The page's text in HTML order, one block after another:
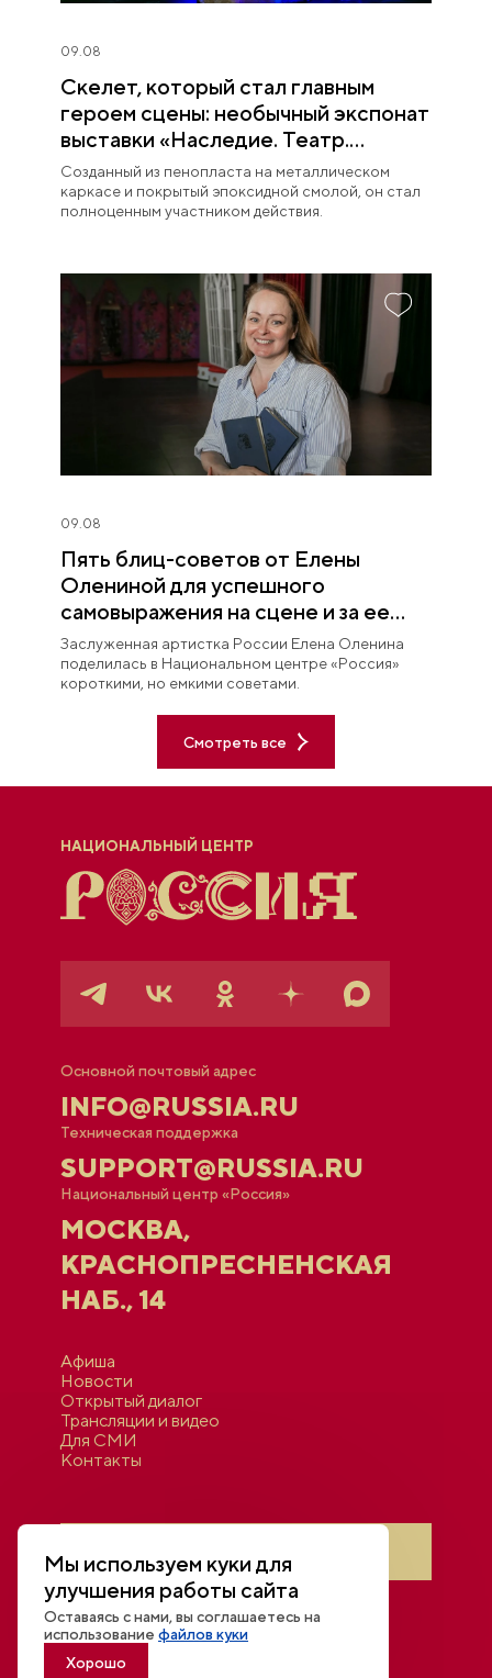
09.08
Скелет, который стал главным
героем сцены: необычный экспонат
выставки «Наследие. Театр.
Великие»
Созданный из пенопласта на металлическом
каркасе и покрытый эпоксидной смолой, он стал
полноценным участником действия.
09.08
Пять блиц-советов от Елены
Олениной для успешного
самовыражения на сцене и за ее
пределами
Заслуженная артистка России Елена Оленина
поделилась в Национальном центре «Россия»
короткими, но емкими советами.
Смотреть все
НАЦИОНАЛЬНЫЙ ЦЕНТР
Основной почтовый адрес
INFO@RUSSIA.RU
Техническая поддержка
SUPPORT@RUSSIA.RU
Национальный центр «Россия»
МОСКВА,
КРАСНОПРЕСНЕНСКАЯ
НАБ., 14
Афиша
Новости
Открытый диалог
Трансляции и видео
Для СМИ
Контакты
Мы используем куки для
улучшения работы сайта
Оставаясь с нами, вы соглашаетесь на
использованиефайлов куки
Хорошо